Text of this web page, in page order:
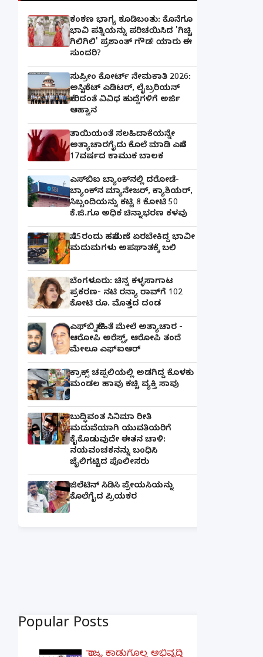
ಕಂಕಣ ಭಾಗ್ಯ ಕೂಡಿಬಂತು: ಕೊನೆಗೂ
ಭಾವಿ ಪತ್ನಿಯನ್ನು ಪರಿಚಯಿಸಿದ 'ಗಿಚ್ಚಿ
ಗಿಲಿಗಿಲಿ' ಪ್ರಶಾಂತ್ ಗೌಡ! ಯಾರು ಈ
ಸುಂದರಿ?
ಸುಪ್ರೀಂ ಕೋರ್ಟ್ ನೇಮಕಾತಿ 2026:
ಅಸಿಸ್ಟೆಂಟ್ ಎಡಿಟರ್, ಲೈಬ್ರರಿಯನ್
ಸೇರಿದಂತೆ ವಿವಿಧ ಹುದ್ದೆಗಳಿಗೆ ಅರ್ಜಿ
ಆಹ್ವಾನ
ತಾಯಿಯಂತೆ ಸಲಹಿದಾಕೆಯನ್ನೇ
ಅತ್ಯಾಚಾರಗೈದು ಕೊಲೆ ಮಾಡಿ ಎಸೆದ
17ವರ್ಷದ ಕಾಮುಕ ಬಾಲಕ
ಎಸ್‌ಬಿಐ ಬ್ಯಾಂಕ್‌ನಲ್ಲಿ‌ ದರೋಡೆ-
ಬ್ಯಾಂಕ್​ನ ಮ್ಯಾನೇಜರ್‌, ಕ್ಯಾಶಿಯರ್‌,
ಸಿಬ್ಬಂದಿಯನ್ನು ಕಟ್ಟಿ 8 ಕೋಟಿ 50
ಕೆ.ಜಿ.ಗೂ ಅಧಿಕ ಚಿನ್ನಾಭರಣ ಕಳವು
ಸೆ.25ರಂದು ಹಸೆಮಣೆ ಏರಬೇಕಿದ್ದ ಭಾವೀ
ಮದುಮಗಳು ಅಪಘಾತಕ್ಕೆ ಬಲಿ
ಬೆಂಗಳೂರು: ಚಿನ್ನ ಕಳ್ಳಸಾಗಾಟ
ಪ್ರಕರಣ- ನಟಿ ರನ್ಯಾ ರಾವ್‌ಗೆ 102
ಕೋಟಿ ರೂ. ಮೊತ್ತದ ದಂಡ
ಎಫ್‌ಬಿ ಸ್ನೇಹಿತೆ ಮೇಲೆ ಅತ್ಯಾಚಾರ -
ಆರೋಪಿ ಅರೆಸ್ಟ್, ಆರೋಪಿ ತಂದೆ
ಮೇಲೂ ಎಫ್ಐಆರ್
ಕ್ರಾಕ್ಸ್ ಚಪ್ಪಲಿಯಲ್ಲಿ ಅಡಗಿದ್ದ ಕೊಳಕು
ಮಂಡಲ ಹಾವು ಕಚ್ಚಿ ವ್ಯಕ್ತಿ ಸಾವು
ಬುದ್ಧಿವಂತ ಸಿನಿಮಾ ರೀತಿ
ಮದುವೆಯಾಗಿ ಯುವತಿಯರಿಗೆ
ಕೈಕೊಡುವುದೇ ಈತನ ಚಾಳಿ:
ನಯವಂಚಕನನ್ನು ಬಂಧಿಸಿ
ಜೈಲಿಗಟ್ಟಿದ ಪೊಲೀಸರು
ಜಿಲೆಟಿನ್ ಸಿಡಿಸಿ ಪ್ರೇಯಸಿಯನ್ನು
ಕೊಲೆಗೈದ ಪ್ರಿಯಕರ
Popular Posts